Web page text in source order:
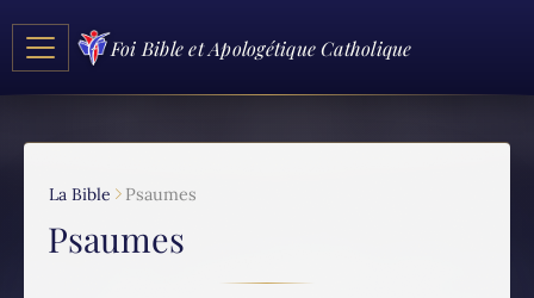
Foi Bible et Apologétique Catholique
La Bible Psaumes
Psaumes